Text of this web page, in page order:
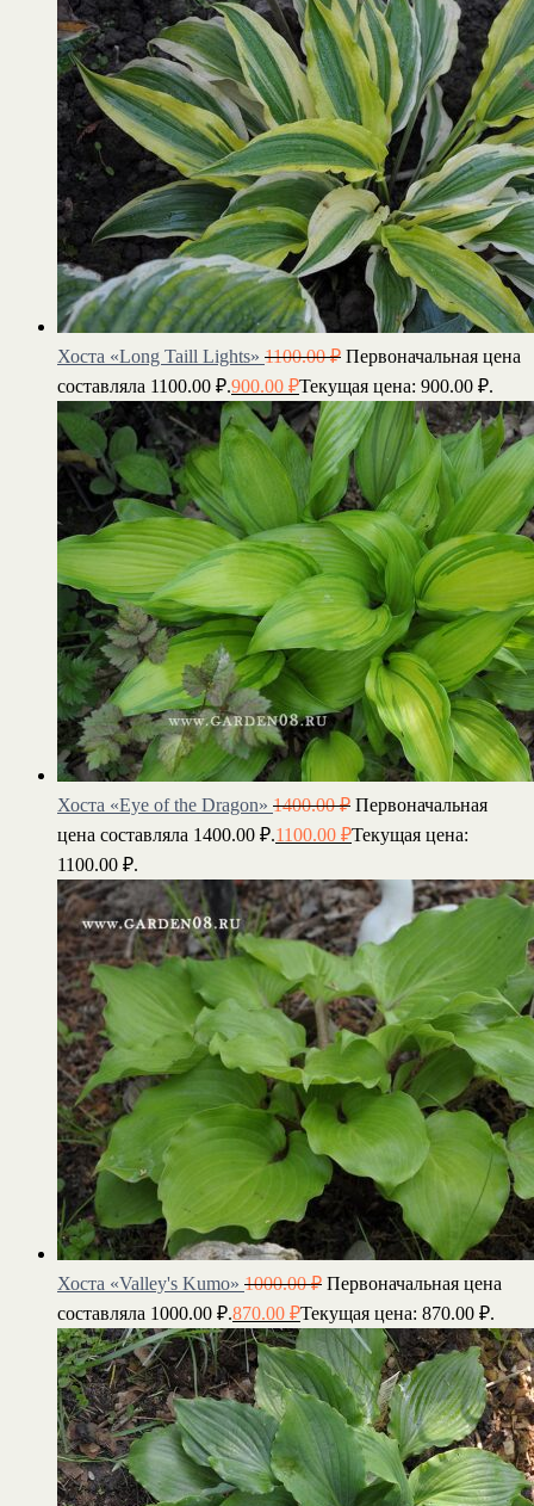
Хоста «Long Taill Lights» 1100.00₽ Первоначальная цена
составляла 1100.00 ₽.900.00 ₽Текущая цена: 900.00 ₽.
Хоста «Eye of the Dragon» 1400.00₽ Первоначальная
цена составляла 1400.00 ₽.1100.00 ₽Текущая цена:
1100.00 ₽.
Хоста «Valley's Kumo» 1000.00₽ Первоначальная цена
составляла 1000.00 ₽.870.00 ₽Текущая цена: 870.00 ₽.